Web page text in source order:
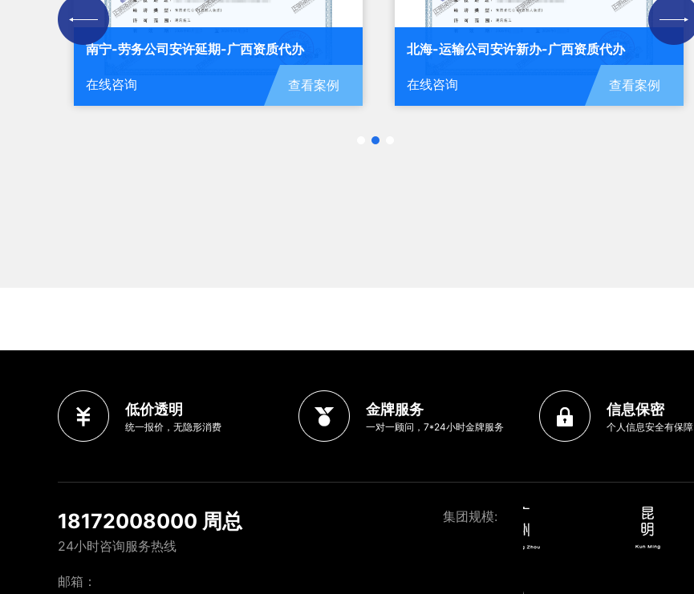
北海-运输公司安许新办-广西资质代办
在线咨询 查看案例
南宁-净化公司安许新办-广西资质代办
在线咨询 查看案例
低价透明
统一报价，无隐形消费
金牌服务
一对一顾问，7*24小时金牌服务
信息保密
个人信息安全有保障
18172008000 周总
24小时咨询服务热线
邮箱：
集团规模: